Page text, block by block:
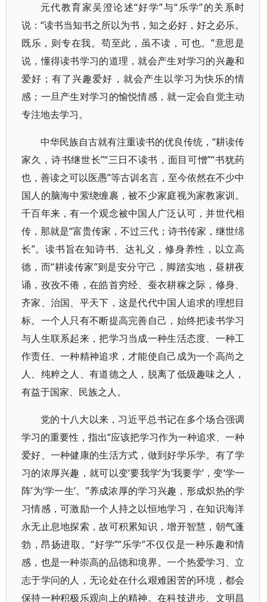
元代教育家吴澄论述“好学”与“乐学”的关系时
说：“读书当知书之所以为书，知之必好，好之必乐。
既乐，则专在我。苟至此，虽不读，可也。”意思是
说，懂得读书学习的道理，就会产生对学习的兴趣和
爱好；有了兴趣爱好，就会产生以学习为快乐的情
感；一旦产生对学习的愉悦情感，就一定会自觉主动
专注地去学习。
中华民族自古就有注重读书的优良传统，“耕读传
家久，诗书继世长”“三日不读书，面目可憎”“书犹药
也，善读之可以医愚”等古训名言，至今依然在不少中
国人的脑海中萦绕缠裹，被不少家庭视为家教家训。
千百年来，有一个观念被中国人广泛认可，并世代相
传，那就是“富贵传家，不过三代；诗书传家，继世绵
长”。读书旨在知诗书、达礼义，修身养性，以立高
德，而“耕读传家”则是安分守己，脚踏实地，昼耕夜
诵，孜孜不倦，在皓首穷经、蚕衣耕稼之际，修身、
齐家、治国、平天下，这是代代中国人追求的理想目
标。一个人只有不断提高完善自己，始终把读书学习
与人生联系起来，把学习当成一种生活态度、一种工
作责任、一种精神追求，才能使自己成为一个高尚之
人、纯粹之人、有道德之人，脱离了低级趣味之人，
有益于国家、民族之人。
党的十八大以来，习近平总书记在多个场合强调
学习的重要性，指出“应该把学习作为一种追求、一种
爱好、一种健康的生活方式，做到好学乐学。有了学
习的浓厚兴趣，就可以变‘要我学’为‘我要学’，变‘学一
阵’为‘学一生’。”养成浓厚的学习兴趣，形成炽热的学
习情感，可激励一个人持之以恒地学习，在知识海洋
永无止息地探索，故可积累知识，增开智慧，朝气蓬
勃，昂扬进取。“好学”“乐学”不仅仅是一种乐趣和情
感，也是一种崇高的品德和境界。一个热爱学习、立
志于学问的人，无论处在什么艰难困苦的环境，都会
保持一种积极乐观向上的精神。在科技进步、文明昌